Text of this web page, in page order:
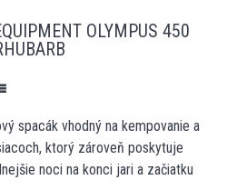
OLYMPUS 450
spacák vhodný na kempovanie a
ktorý zároveň poskytuje
noci na konci jari a začiatku